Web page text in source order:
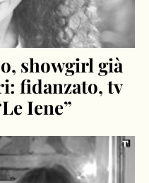
showgirl già
fidanzato, tv
Iene”